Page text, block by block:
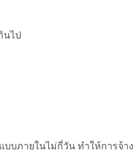
นไป
บบภายในไม่กี่วัน ทำให้การจ้าง